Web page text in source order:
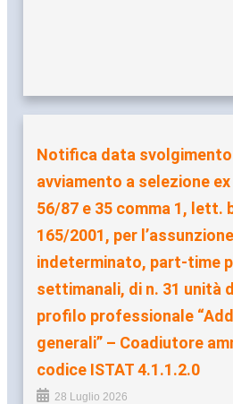
Notifica data
avviamento a selezione
56/87 e 35 comma 1, lett.
165/2001, per
indeterminato, part-time
settimanali, di n. 31 unità
profilo professionale
generali” – Coadiutore
codice ISTAT 4.1.1.2.0
28 Luglio 2026